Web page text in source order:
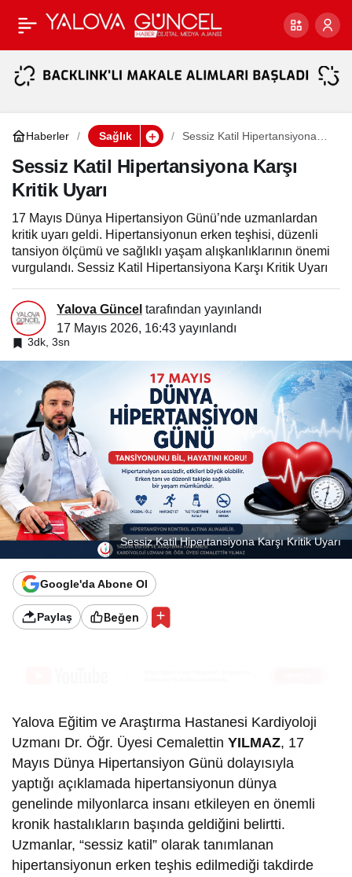
Haberler Sağlık
Sessiz Katil Hipertansiyona
Sessiz Katil Hipertansiyona Karşı
Kritik Uyarı
17 Mayıs Dünya Hipertansiyon Günü’nde uzmanlardan
kritik uyarı geldi. Hipertansiyonun erken teşhisi, düzenli
tansiyon ölçümü ve sağlıklı yaşam alışkanlıklarının önemi
vurgulandı. Sessiz Katil Hipertansiyona Karşı Kritik Uyarı
Yalova Güncel tarafından yayınlandı
17 Mayıs 2026, 16:43 yayınlandı
3dk, 3sn
Sessiz Katil Hipertansiyona Karşı Kritik Uyarı
Google'da Abone Ol
Paylaş Beğen
Yalova Eğitim ve Araştırma Hastanesi Kardiyoloji
Uzmanı Dr. Öğr. Üyesi CemalettinYILMAZ, 17
Mayıs Dünya Hipertansiyon Günü dolayısıyla
yaptığı açıklamada hipertansiyonun dünya
genelinde milyonlarca insanı etkileyen en önemli
kronik hastalıkların başında geldiğini belirtti.
Uzmanlar, “sessiz katil” olarak tanımlanan
hipertansiyonun erken teşhis edilmediği takdirde
16 Mayıs Uluslararası
Çölyak Günü:
Hastalık Uyarısı
Paylaş